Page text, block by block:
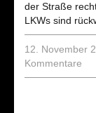
der Straße
LKWs sind
12. November
Kommentare